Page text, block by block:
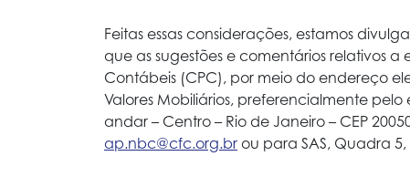
Feitas essas considerações, estamos
que as sugestões e comentários relativos
Contábeis (CPC), por meio do endereço
Valores Mobiliários, preferencialmente
andar – Centro – Rio de Janeiro – CEP
ap.nbc@cfc.org.br ou para SAS, Quadra 5,